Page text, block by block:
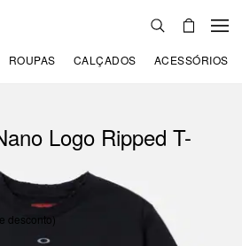
ROUPAS CALÇADOS ACESSÓRIOS
Logo Ripped T-
desconto)